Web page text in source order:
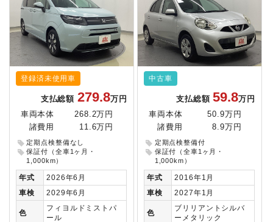
登録済未使用車
支払総額 279.8万円
車両本体
268.2万円
諸費用
11.6万円
定期点検整備なし
保証付（全車1ヶ月・
1,000km）
年式
2026年6月
車検
2029年6月
色
フィヨルドミストパ
ール
中古車
支払総額59.8万円
車両本体
50.9万円
諸費用
8.9万円
定期点検整備付
保証付（全車1ヶ月・
1,000km）
年式
2016年1月
車検
2027年1月
色
ブリリアントシルバ
ーメタリック